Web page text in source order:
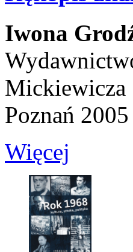
Iwona
Mickiewicza
Poznań 2005
Więcej